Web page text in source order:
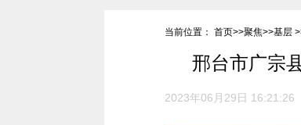
当前位置： 首页>>聚焦>>基层
邢台市广宗
2023年06月29日 16:21:26